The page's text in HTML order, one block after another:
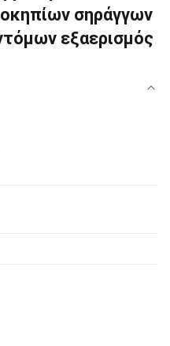
σηράγγων
εξαερισμός